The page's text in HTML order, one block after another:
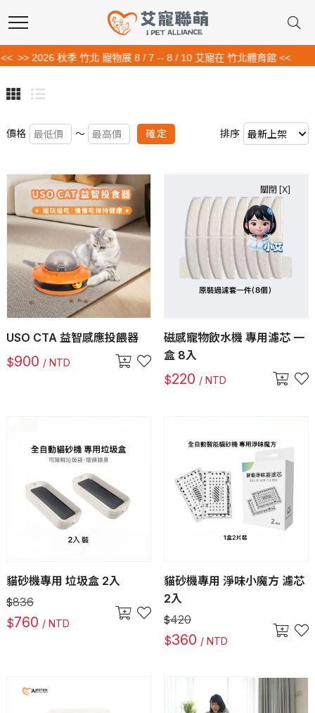
秋季 竹北 寵物展 8 / 7 -- 8 / 10 艾寵在 竹北體育館 <<
價格 ～ 確定 排序
USO CTA 益智感應投餵器
$900 / NTD
磁感寵物飲水機 專用濾芯 一
盒 8入
$220 / NTD
貓砂機專用 垃圾盒 2入
$836
$760 / NTD
貓砂機專用 淨味小魔方 濾芯
2入
$420
$360 / NTD
關閉 [X]